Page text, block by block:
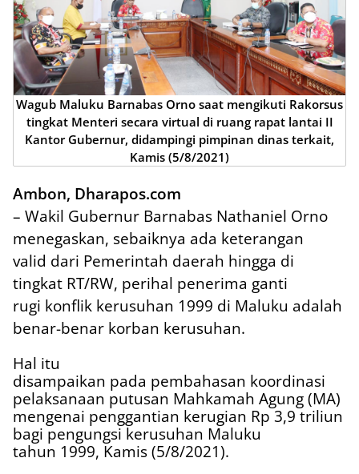
Wagub Maluku Barnabas Orno saat mengikuti Rakorsus
tingkat Menteri secara virtual di ruang rapat lantai II
Kantor Gubernur, didampingi pimpinan dinas terkait,
Kamis (5/8/2021)
Ambon, Dharapos.com
– Wakil Gubernur Barnabas Nathaniel Orno
menegaskan, sebaiknya ada keterangan
valid dari Pemerintah daerah hingga di
tingkat RT/RW, perihal penerima ganti
rugi konflik kerusuhan 1999 di Maluku adalah
benar-benar korban kerusuhan.
Hal itu
disampaikan pada pembahasan koordinasi
pelaksanaan putusan Mahkamah Agung (MA)
mengenai penggantian kerugian Rp 3,9 triliun
bagi pengungsi kerusuhan Maluku
tahun 1999, Kamis (5/8/2021).